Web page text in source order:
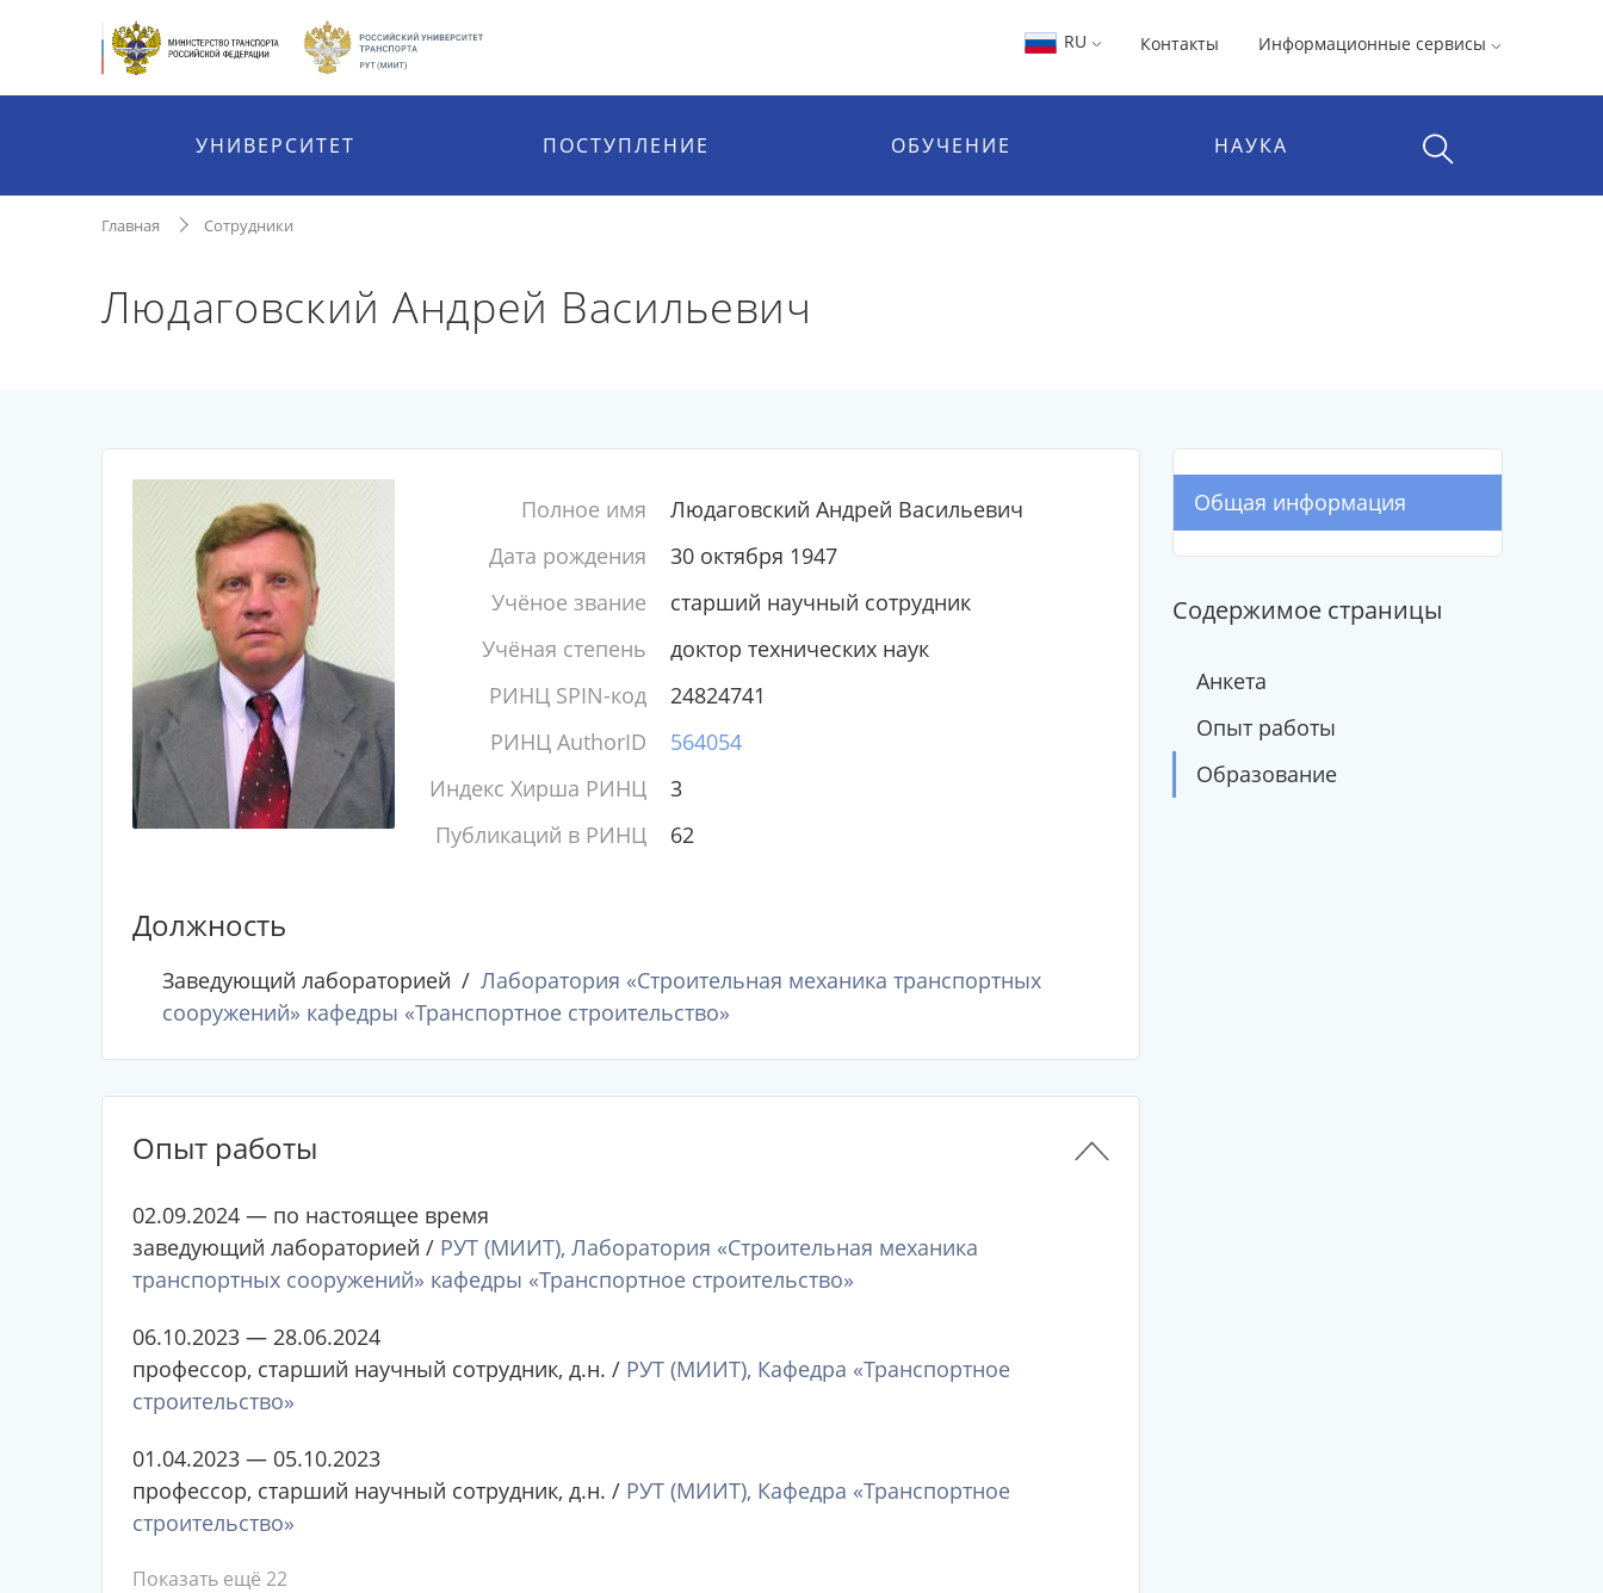
RU Контакты Информационные сервисы
УНИВЕРСИТЕТ ПОСТУПЛЕНИЕ ОБУЧЕНИЕ НАУКА
Главная Сотрудники
Людаговский Андрей Васильевич
Полное имя
Людаговский Андрей Васильевич
Дата рождения
30 октября 1947
Учёное звание
старший научный сотрудник
Учёная степень
доктор технических наук
РИНЦ SPIN-код
24824741
РИНЦ AuthorID
564054
Индекс Хирша РИНЦ
3
Публикаций в РИНЦ
62
Должность
Заведующий лабораторией
Лаборатория «Строительная механика транспортных
сооружений» кафедры «Транспортное строительство»
Опыт работы
02.09.2024 — по настоящее время
заведующий лабораторией / РУТ (МИИТ), Лаборатория «Строительная механика
транспортных сооружений» кафедры «Транспортное строительство»
06.10.2023 — 28.06.2024
профессор, старший научный сотрудник, д.н. / РУТ (МИИТ), Кафедра «Транспортное
строительство»
01.04.2023 — 05.10.2023
профессор, старший научный сотрудник, д.н. / РУТ (МИИТ), Кафедра «Транспортное
строительство»
Показать ещё 22
Общая информация
Содержимое страницы
Анкета
Опыт работы
Образование